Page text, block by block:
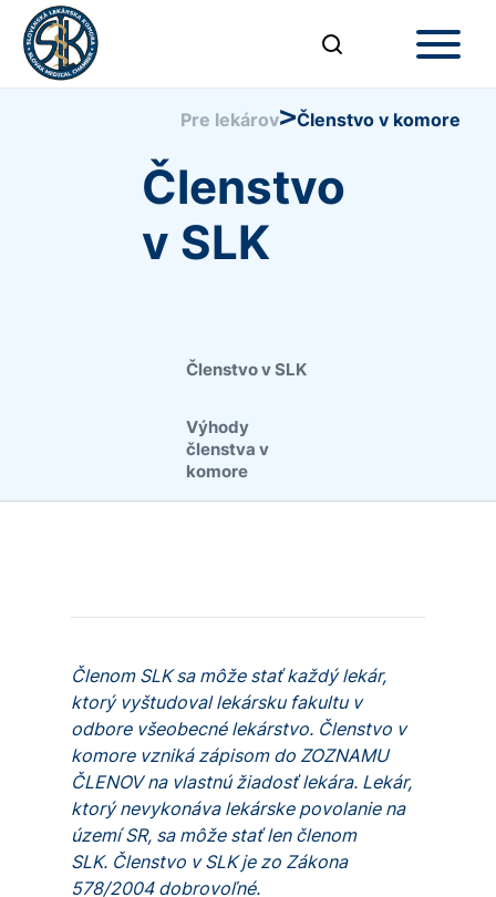
Pre lekárov>Členstvo v komore
Členstvo
v SLK
Členstvo v SLK
Výhody
členstva v
komore
Členom SLK sa môže stať každý lekár,
ktorý vyštudoval lekársku fakultu v
odbore všeobecné lekárstvo. Členstvo v
komore vzniká zápisom do ZOZNAMU
ČLENOV na vlastnú žiadosť lekára. Lekár,
ktorý nevykonáva lekárske povolanie na
území SR, sa môže stať len členom
SLK. Členstvo v SLK je zo Zákona
578/2004 dobrovoľné.